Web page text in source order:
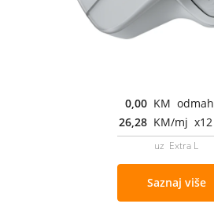
0,00 KM odmah
26,28 KM/mj x12
uz Extra L
Saznaj više